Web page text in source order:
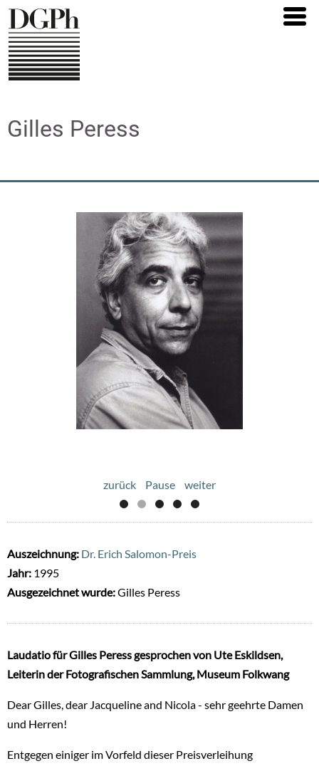
Direkt
zum
Inhalt
Gilles Peress
zurück Pause weiter
Auszeichnung: Dr. Erich Salomon-Preis
Jahr: 1995
Ausgezeichnet wurde:Gilles Peress
Laudatio für Gilles Peress gesprochen von Ute Eskildsen,
Leiterin der Fotografischen Sammlung, Museum Folkwang
Dear Gilles, dear Jacqueline and Nicola - sehr geehrte Damen
und Herren!
Entgegen einiger im Vorfeld dieser Preisverleihung